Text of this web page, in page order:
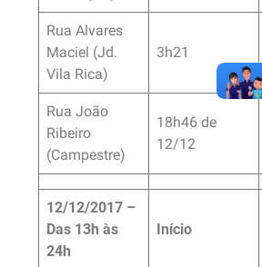
Rua Alvares
Maciel (Jd.
Vila Rica)
3h21
Rua João
Ribeiro
(Campestre)
18h46 de
12/12
12/12/2017 –
Das 13h às
24h
Início